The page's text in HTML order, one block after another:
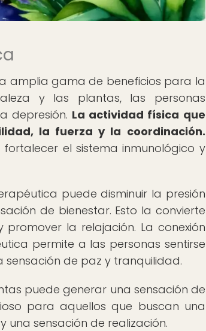
amplia gama de beneficios para la
y las plantas, las personas
depresión. La actividad física que
la fuerza y la coordinación.
el sistema inmunológico y
puede disminuir la presión
de bienestar. Esto la convierte
la relajación. La conexión
permite a las personas sentirse
de paz y tranquilidad.
puede generar una sensación de
para aquellos que buscan una
sensación de realización.